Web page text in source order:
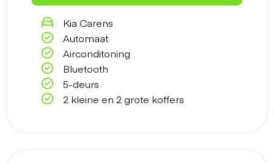
Kia Carens
Automaat
Airconditoning
Bluetooth
5-deurs
2 kleine en 2 grote koffers